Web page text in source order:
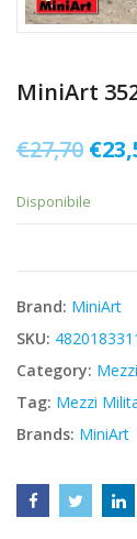
MiniArt
€27,70 Il
€
Disponibile
Brand: MiniArt
SKU:
Category:
Tag: Mezzi
Brands: MiniArt